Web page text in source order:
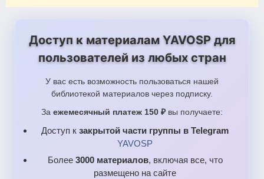
Доступ к материалам YAVOSP для
пользователей из любых стран
У вас есть возможность пользоваться нашей
библиотекой материалов через подписку.
За ежемесячный платеж 150 ₽ вы получаете:
Доступ к закрытой части группы в Telegram
YAVOSP
Более 3000 материалов, включая все, что
размещено на сайте